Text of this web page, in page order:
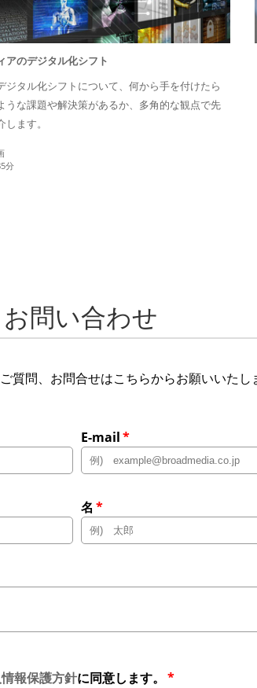
アのデジタル化シフト
ジタル化シフトについて、何から手を付けたら
うな課題や解決策があるか、多角的な観点で先
ます。
分
お問い合わせ
質問、お問合せはこちらからお願いいたし
E-mail*
名 *
報保護方針に同意します。 *